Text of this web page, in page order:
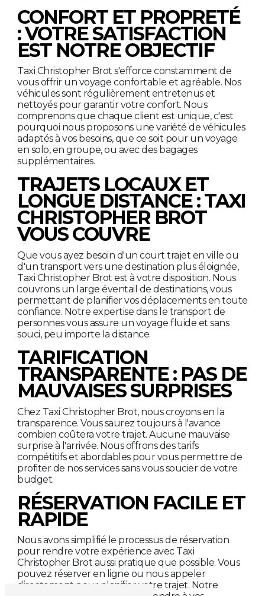
CONFORT ET PROPRETÉ
: VOTRE SATISFACTION
EST NOTRE OBJECTIF
Taxi Christopher Brot s'efforce constamment de
vous offrir un voyage confortable et agréable. Nos
véhicules sont régulièrement entretenus et
nettoyés pour garantir votre confort. Nous
comprenons que chaque client est unique, c'est
pourquoi nous proposons une variété de véhicules
adaptés à vos besoins, que ce soit pour un voyage
en solo, en groupe, ou avec des bagages
supplémentaires.
TRAJETS LOCAUX ET
LONGUE DISTANCE : TAXI
CHRISTOPHER BROT
VOUS COUVRE
Que vous ayez besoin d'un court trajet en ville ou
d'un transport vers une destination plus éloignée,
Taxi Christopher Brot est à votre disposition. Nous
couvrons un large éventail de destinations, vous
permettant de planifier vos déplacements en toute
confiance. Notre expertise dans le transport de
personnes vous assure un voyage fluide et sans
souci, peu importe la distance.
TARIFICATION
TRANSPARENTE : PAS DE
MAUVAISES SURPRISES
Chez Taxi Christopher Brot, nous croyons en la
transparence. Vous saurez toujours à l'avance
combien coûtera votre trajet. Aucune mauvaise
surprise à l'arrivée. Nous offrons des tarifs
compétitifs et abordables pour vous permettre de
profiter de nos services sans vous soucier de votre
budget.
RÉSERVATION FACILE ET
RAPIDE
Nous avons simplifié le processus de réservation
pour rendre votre expérience avec Taxi
Christopher Brot aussi pratique que possible. Vous
pouvez réserver en ligne ou nous appeler
directement pour planifier votre trajet. Notre